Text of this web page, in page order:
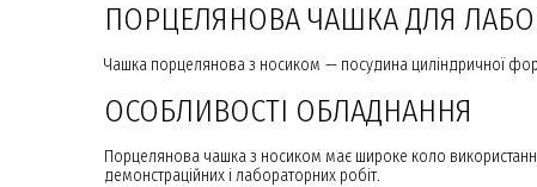
ПОРЦЕЛЯНОВА ЧАШКА ДЛЯ
Чашка порцелянова з носиком — посудина циліндричної
ОСОБЛИВОСТІ ОБЛАДНАННЯ
Порцелянова чашка з носиком має широке коло
демонстраційних і лабораторних робіт.